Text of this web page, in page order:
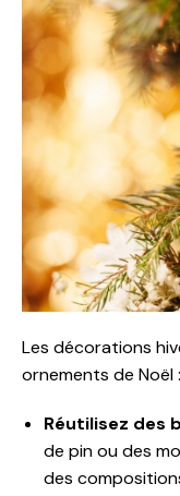
Les décorations
ornements de Noël :
Réutilisez des
de pin ou des
des